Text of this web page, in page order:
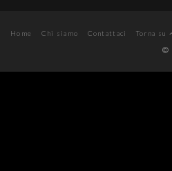
Home Chi siamo Contattaci
Torna su